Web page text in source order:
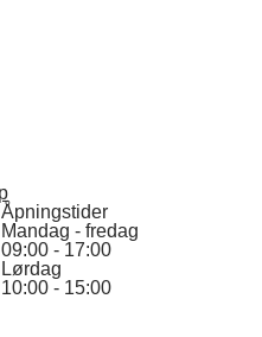
Åpningstider
Mandag - fredag
09:00 - 17:00
Lørdag
10:00 - 15:00